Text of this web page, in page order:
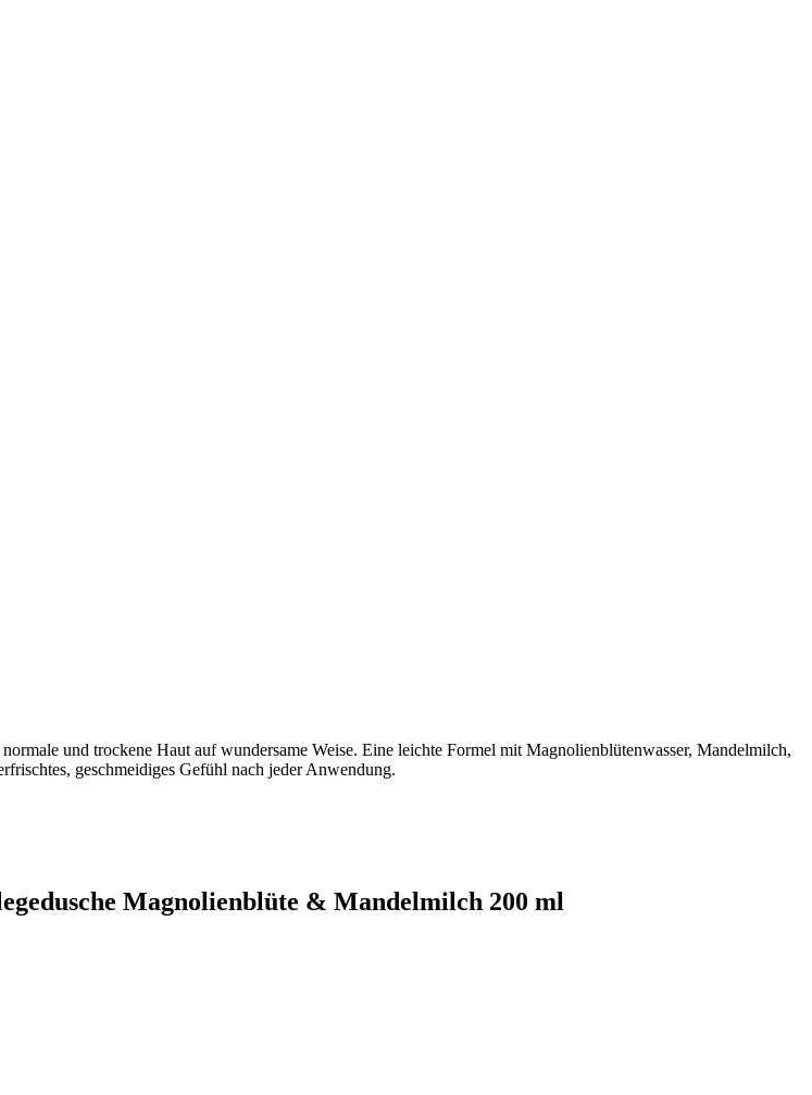
und trockene Haut auf wundersame Weise. Eine leichte Formel mit Magnolienblütenwasser, Mandelmilch,
geschmeidiges Gefühl nach jeder Anwendung.
Magnolienblüte & Mandelmilch 200 ml